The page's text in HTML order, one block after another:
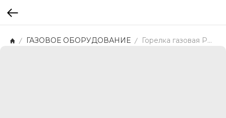
ГАЗОВОЕ ОБОРУДОВАНИЕ Горелка газовая PowerTrail Stove Piezo Reg.Duo Primus